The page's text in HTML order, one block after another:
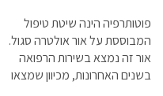
פוטותרפיה הינה שיטת טיפול
המבוססת על אור אולטרה סגול.
אור זה נמצא בשירות הרפואה
בשנים האחרונות, מכיוון שמצאו